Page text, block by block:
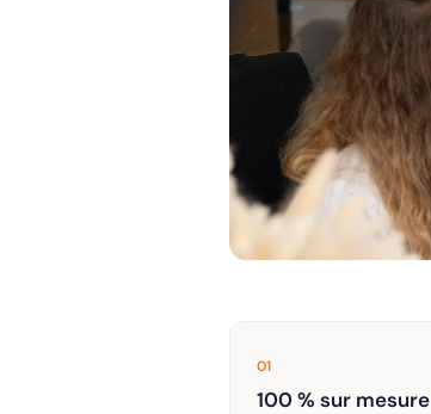
01
100 % sur mesure